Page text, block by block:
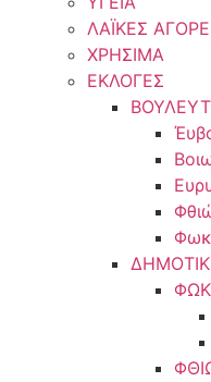
ΛΑΪΚΕΣ
ΧΡΗΣΙΜΑ
ΕΚΛΟΓΕΣ